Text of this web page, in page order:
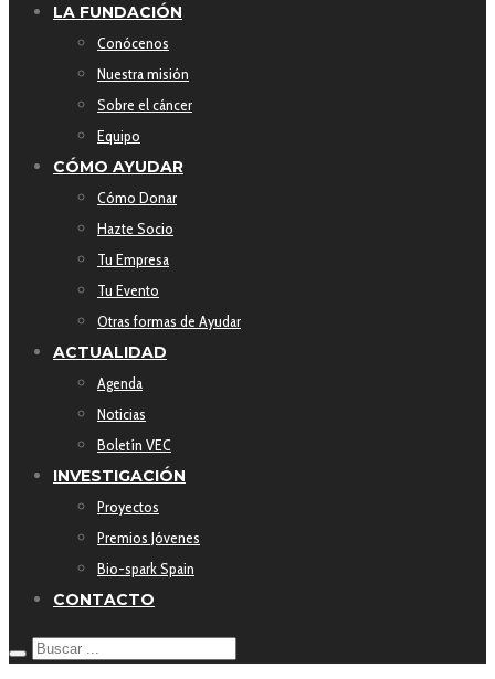
LA FUNDACIÓN
Conócenos
Nuestra misión
Sobre el cáncer
Equipo
CÓMO AYUDAR
Cómo Donar
Hazte Socio
Tu Empresa
Tu Evento
Otras formas de Ayudar
ACTUALIDAD
Agenda
Noticias
Boletín VEC
INVESTIGACIÓN
Proyectos
Premios Jóvenes
Bio-spark Spain
CONTACTO